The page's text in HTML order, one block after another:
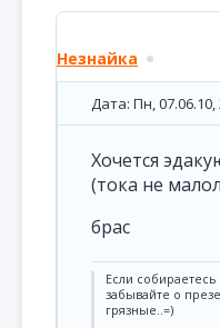
Незнайка
Дата: Пн,
Хочется
(тока не
брас
Если
забывайте о
грязные..=)